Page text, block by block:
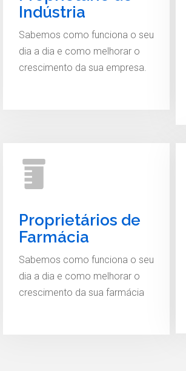
Indústria
Sabemos como funciona o seu
dia a dia e como melhorar o
crescimento da sua empresa.
Proprietários de
Farmácia
Sabemos como funciona o seu
dia a dia e como melhorar o
crescimento da sua farmácia